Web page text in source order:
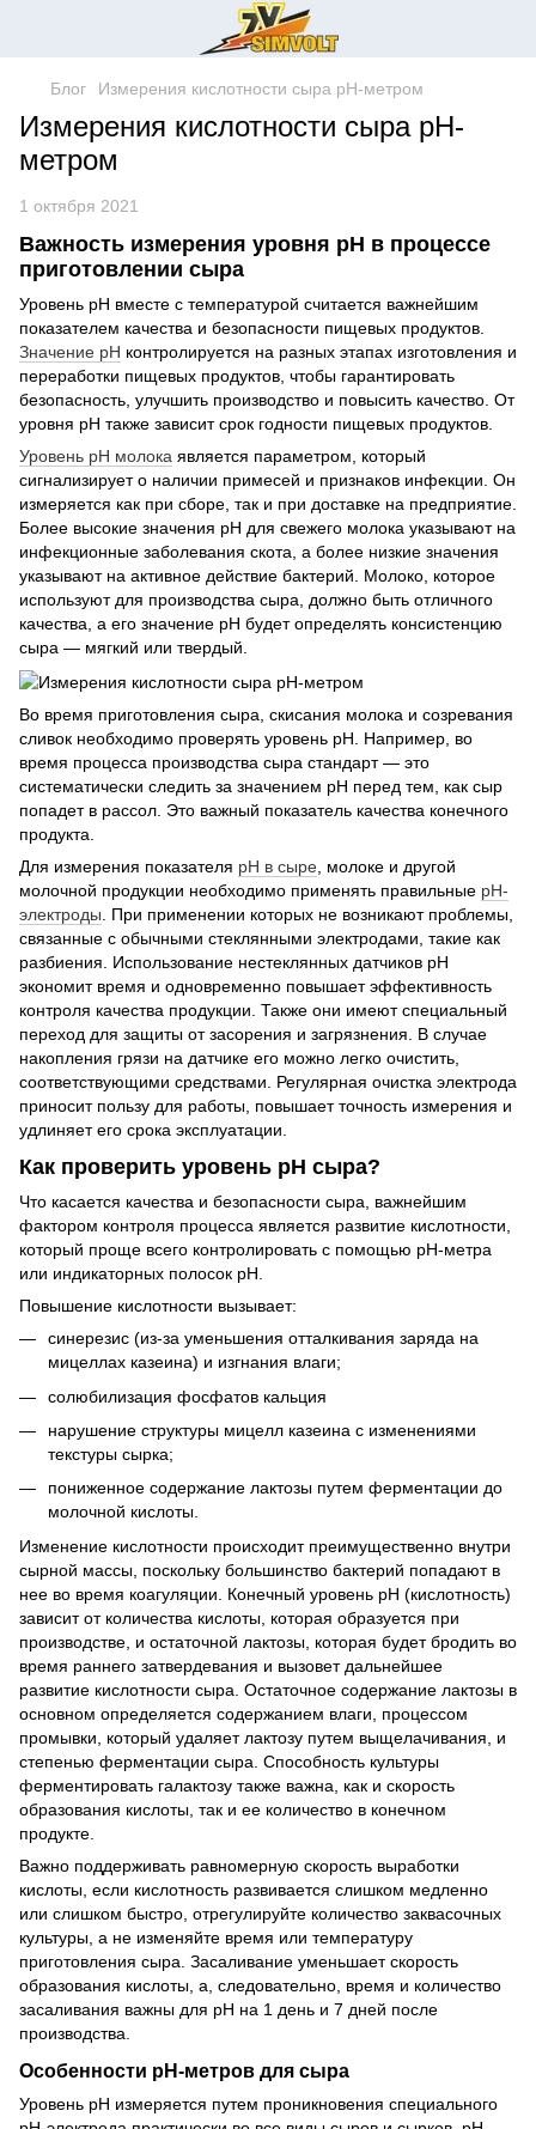
Блог Измерения кислотности сыра pH-метром
Измерения кислотности сыра pH-
метром
1 октября 2021
Важность измерения уровня pH в процессе
приготовлении сыра
Уровень рН вместе с температурой считается важнейшим
показателем качества и безопасности пищевых продуктов.
Значение рН контролируется на разных этапах изготовления и
переработки пищевых продуктов, чтобы гарантировать
безопасность, улучшить производство и повысить качество. От
уровня рН также зависит срок годности пищевых продуктов.
Уровень рН молока является параметром, который
сигнализирует о наличии примесей и признаков инфекции. Он
измеряется как при сборе, так и при доставке на предприятие.
Более высокие значения рН для свежего молока указывают на
инфекционные заболевания скота, а более низкие значения
указывают на активное действие бактерий. Молоко, которое
используют для производства сыра, должно быть отличного
качества, а его значение рН будет определять консистенцию
сыра — мягкий или твердый.
Во время приготовления сыра, скисания молока и созревания
сливок необходимо проверять уровень рН. Например, во
время процесса производства сыра стандарт — это
систематически следить за значением рН перед тем, как сыр
попадет в рассол. Это важный показатель качества конечного
продукта.
Для измерения показателя рН в сыре , молоке и другой
молочной продукции необходимо применять правильные рН-
электроды . При применении которых не возникают проблемы,
связанные с обычными стеклянными электродами, такие как
разбиения. Использование нестеклянных датчиков pH
экономит время и одновременно повышает эффективность
контроля качества продукции. Также они имеют специальный
переход для защиты от засорения и загрязнения. В случае
накопления грязи на датчике его можно легко очистить,
соответствующими средствами. Регулярная очистка электрода
приносит пользу для работы, повышает точность измерения и
удлиняет его срока эксплуатации.
Как проверить уровень рН сыра?
Что касается качества и безопасности сыра, важнейшим
фактором контроля процесса является развитие кислотности,
который проще всего контролировать с помощью рН-метра
или индикаторных полосок pH.
Повышение кислотности вызывает:
синерезис (из-за уменьшения отталкивания заряда на
мицеллах казеина) и изгнания влаги;
солюбилизация фосфатов кальция
нарушение структуры мицелл казеина с изменениями
текстуры сырка;
пониженное содержание лактозы путем ферментации до
молочной кислоты.
Изменение кислотности происходит преимущественно внутри
сырной массы, поскольку большинство бактерий попадают в
нее во время коагуляции. Конечный уровень рН (кислотность)
зависит от количества кислоты, которая образуется при
производстве, и остаточной лактозы, которая будет бродить во
время раннего затвердевания и вызовет дальнейшее
развитие кислотности сыра. Остаточное содержание лактозы в
основном определяется содержанием влаги, процессом
промывки, который удаляет лактозу путем выщелачивания, и
степенью ферментации сыра. Способность культуры
ферментировать галактозу также важна, как и скорость
образования кислоты, так и ее количество в конечном
продукте.
Важно поддерживать равномерную скорость выработки
кислоты, если кислотность развивается слишком медленно
или слишком быстро, отрегулируйте количество заквасочных
культуры, а не изменяйте время или температуру
приготовления сыра. Засаливание уменьшает скорость
образования кислоты, а, следовательно, время и количество
засаливания важны для рН на 1 день и 7 дней после
производства.
Особенности рН-метров для сыра
Уровень рН измеряется путем проникновения специального